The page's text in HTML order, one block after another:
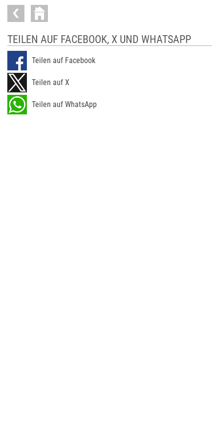
TEILEN AUF FACEBOOK, X UND WHATSAPP
Teilen auf Facebook
Teilen auf X
Teilen auf WhatsApp